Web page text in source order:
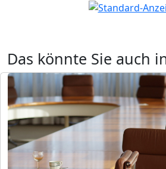
Das könnte Sie auch